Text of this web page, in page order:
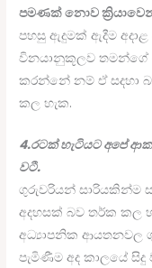
පමණක් නොව
පහසු ඇදුමක් ඇදීම
විනයානුකූලව තමන්ගේ
කරන්නේ නම් ඒ සදහා
කල හැක.
4.රටක් හැටියට අපේ
වටී.
ගුරුවරියන් සාරියකින්ම
අදහසක් බව තර්ක කල
අධ්‍යාපනික ආයතනවල
පැමිණීම අද කාලයේ